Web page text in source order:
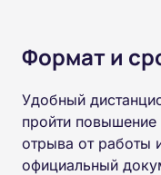
Формат и
Удобный
пройти
отрыва от работы
официальный